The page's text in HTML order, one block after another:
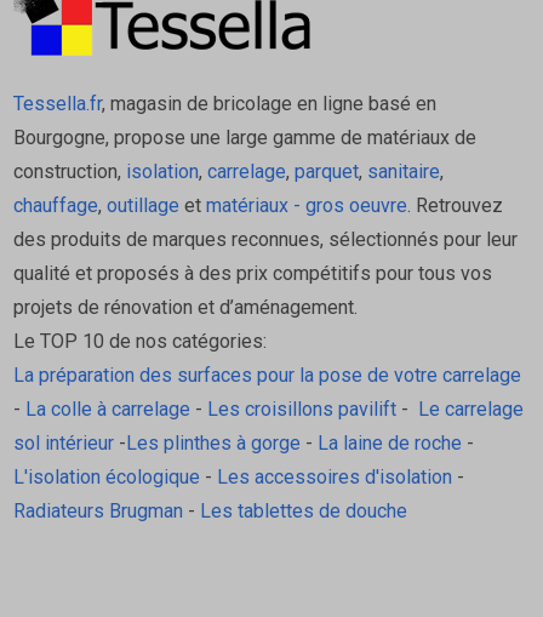
Tessella.fr, magasin de bricolage en ligne basé en
Bourgogne, propose une large gamme de matériaux de
construction, isolation, carrelage, parquet, sanitaire,
chauffage, outillage et matériaux - gros oeuvre . Retrouvez
des produits de marques reconnues, sélectionnés pour leur
qualité et proposés à des prix compétitifs pour tous vos
projets de rénovation et d’aménagement.
Le TOP 10 de nos catégories:
La préparation des surfaces pour la pose de votre carrelage
- La colle à carrelage - Les croisillons pavilift- Le carrelage
sol intérieur-Les plinthes à gorge - La laine de roche -
L'isolation écologique - Les accessoires d'isolation -
Radiateurs Brugman - Les tablettes de douche